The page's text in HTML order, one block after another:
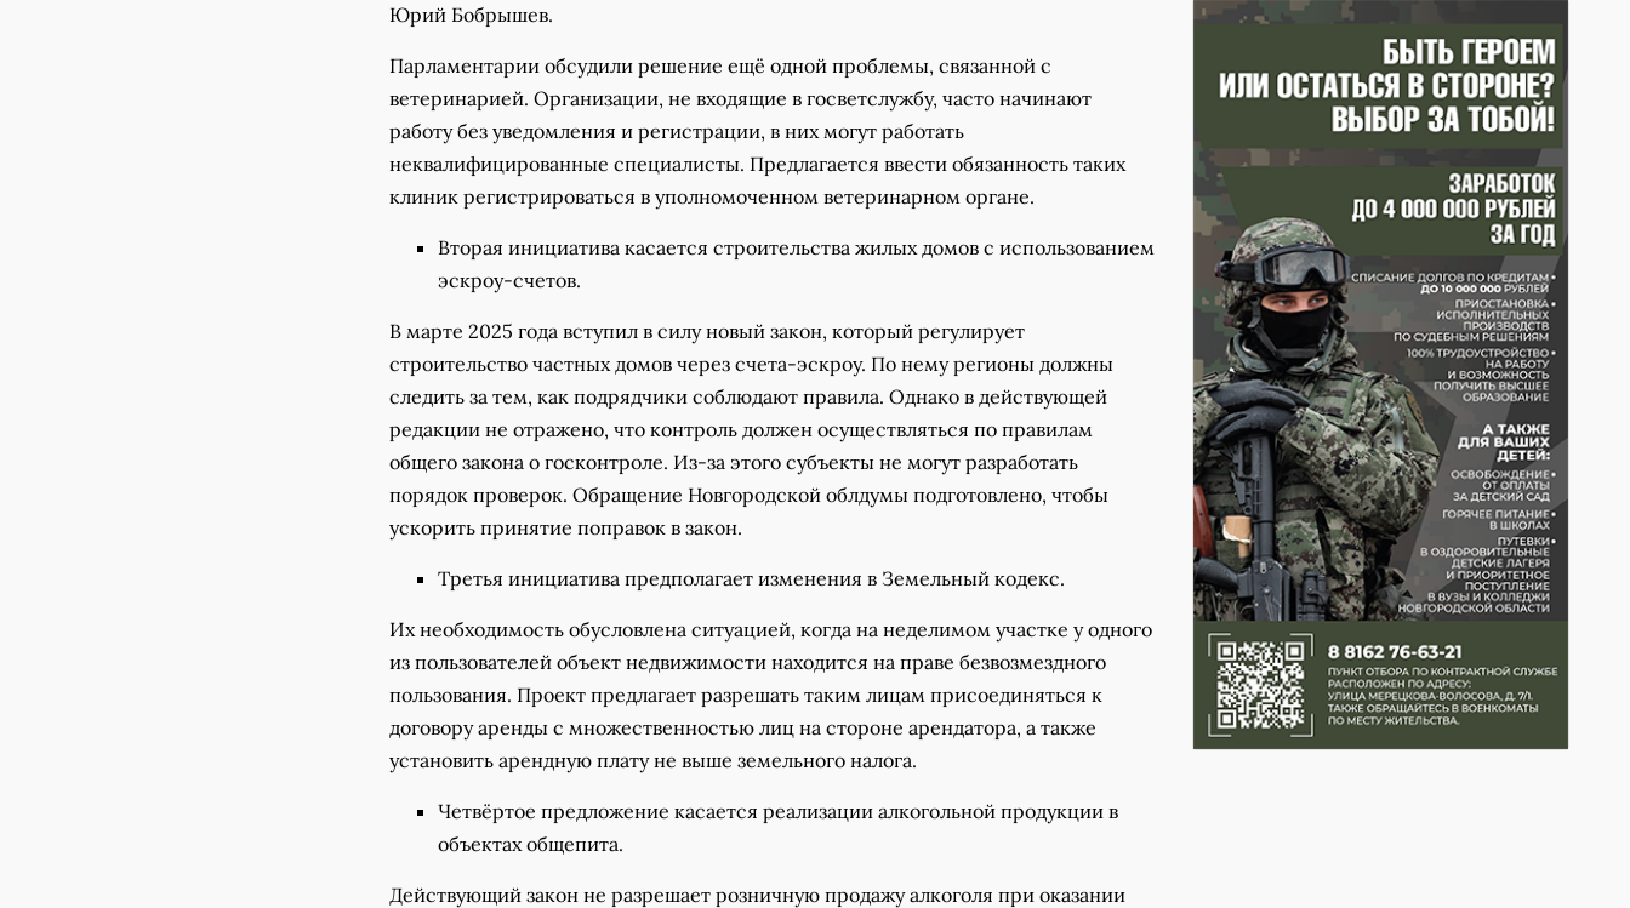
Юрий Бобрышев.
Парламентарии обсудили решение ещё одной проблемы, связанной с
ветеринарией. Организации, не входящие в госветслужбу, часто начинают
работу без уведомления и регистрации, в них могут работать
неквалифицированные специалисты. Предлагается ввести обязанность таких
клиник регистрироваться в уполномоченном ветеринарном органе.
Вторая инициатива касается строительства жилых домов с использованием
эскроу-счетов.
В марте 2025 года вступил в силу новый закон, который регулирует
строительство частных домов через счета-эскроу. По нему регионы должны
следить за тем, как подрядчики соблюдают правила. Однако в действующей
редакции не отражено, что контроль должен осуществляться по правилам
общего закона о госконтроле. Из-за этого субъекты не могут разработать
порядок проверок. Обращение Новгородской облдумы подготовлено, чтобы
ускорить принятие поправок в закон.
Третья инициатива предполагает изменения в Земельный кодекс.
Их необходимость обусловлена ситуацией, когда на неделимом участке у одного
из пользователей объект недвижимости находится на праве безвозмездного
пользования. Проект предлагает разрешать таким лицам присоединяться к
договору аренды с множественностью лиц на стороне арендатора, а также
установить арендную плату не выше земельного налога.
Четвёртое предложение касается реализации алкогольной продукции в
объектах общепита.
Действующий закон не разрешает розничную продажу алкоголя при оказании